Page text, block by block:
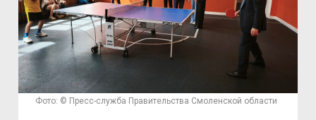
Фото: © Пресс-служба Правительства Смоленской области